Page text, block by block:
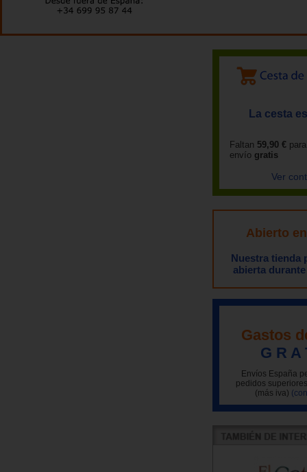
La cesta
Faltan 59,90 €
envío gratis
Ver
Abierto
Nuestra tienda
abierta
Gastos
G R A
Envíos España
pedidos
(más iva)